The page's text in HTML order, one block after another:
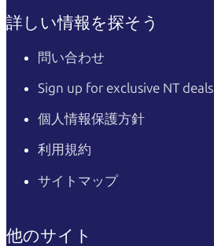
詳しい情報を探そう
問い合わせ
Sign up for exclusive NT deals
個人情報保護方針
利用規約
サイトマップ
他のサイト